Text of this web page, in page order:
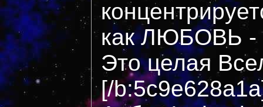
как ЛЮБОВЬ
Это целая
[/